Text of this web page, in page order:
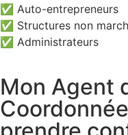
✅ Auto-entrepreneurs
✅ Structures non
✅ Administrateurs
Mon Agent